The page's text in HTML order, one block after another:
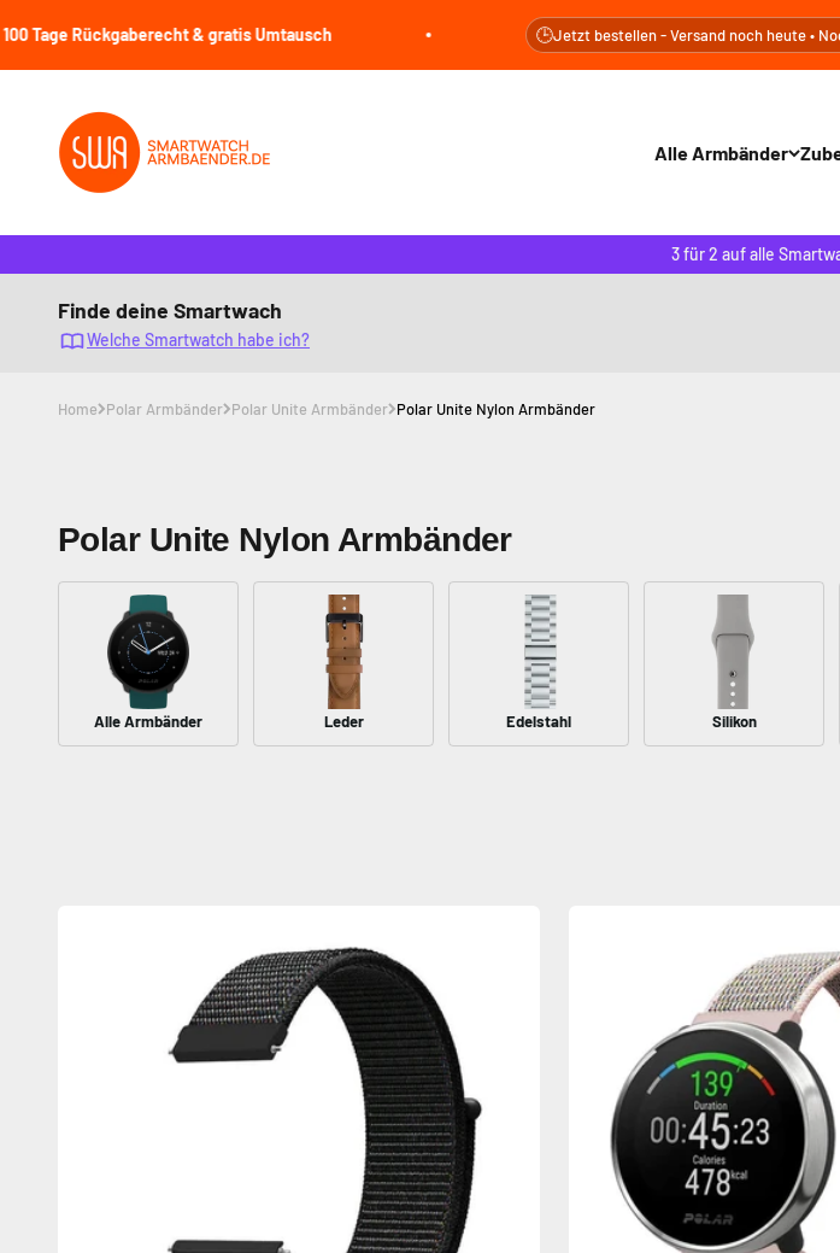
Rückgaberecht & gratis Umtausch Jetzt bestellen - Versand noch heute • Noch
Alle Armbänder
smartwatcharmbaender.de
3 für 2 auf alle
Finde deine Smartwach
Welche Smartwatch habe ich?
Home Polar Armbänder Polar Unite Armbänder Polar Unite Nylon Armbänder
Polar Unite Nylon Armbänder
Alle Armbänder Leder Edelstahl Silikon